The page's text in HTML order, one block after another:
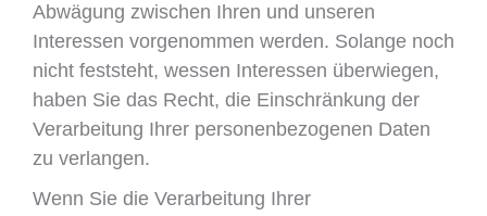
Abwägung zwischen Ihren und unseren
Interessen vorgenommen werden. Solange noch
nicht feststeht, wessen Interessen überwiegen,
haben Sie das Recht, die Einschränkung der
Verarbeitung Ihrer personenbezogenen Daten
zu verlangen.
Wenn Sie die Verarbeitung Ihrer